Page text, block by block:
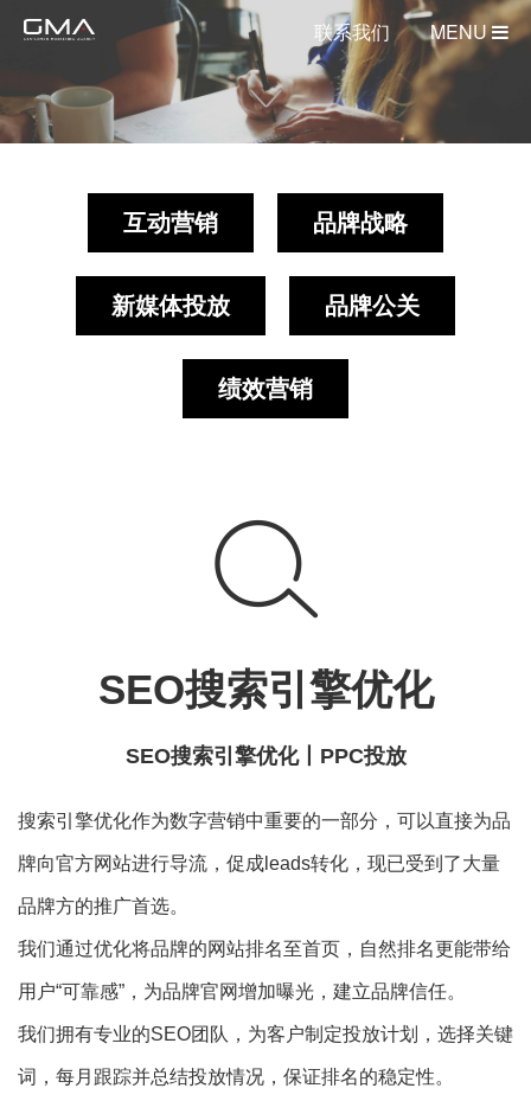
联系我们 MENU
互动营销 品牌战略
新媒体投放 品牌公关
绩效营销
SEO搜索引擎优化
SEO搜索引擎优化丨PPC投放
搜索引擎优化作为数字营销中重要的一部分，可以直接为品
牌向官方网站进行导流，促成leads转化，现已受到了大量
品牌方的推广首选。
我们通过优化将品牌的网站排名至首页，自然排名更能带给
用户“可靠感”，为品牌官网增加曝光，建立品牌信任。
我们拥有专业的SEO团队，为客户制定投放计划，选择关键
词，每月跟踪并总结投放情况，保证排名的稳定性。